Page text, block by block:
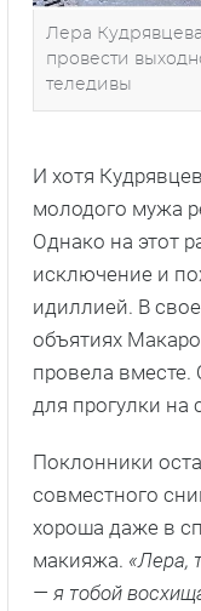
Лера
провести
теледивы
И хотя
молодого мужа
Однако на этот
исключение и
идиллией. В
объятиях
провела
для прогулки на
Поклонники
совместного
хороша даже в
макияжа. «Лера,
— я тобой